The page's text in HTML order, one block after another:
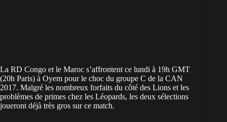
La RD Congo et le Maroc s’affrontent ce lundi à 19h GMT
(20h Paris) à Oyem pour le choc du groupe C de la CAN
2017. Malgré les nombreux forfaits du côté des Lions et les
problèmes de primes chez les Léopards, les deux sélections
joueront déjà très gros sur ce match.